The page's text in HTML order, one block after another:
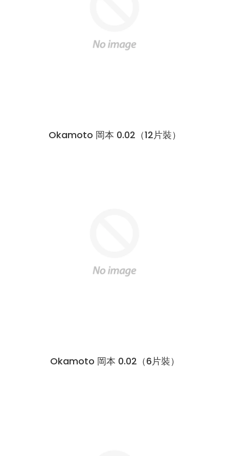
Okamoto 岡本 0.02（12片裝）
Okamoto 岡本 0.02（6片裝）